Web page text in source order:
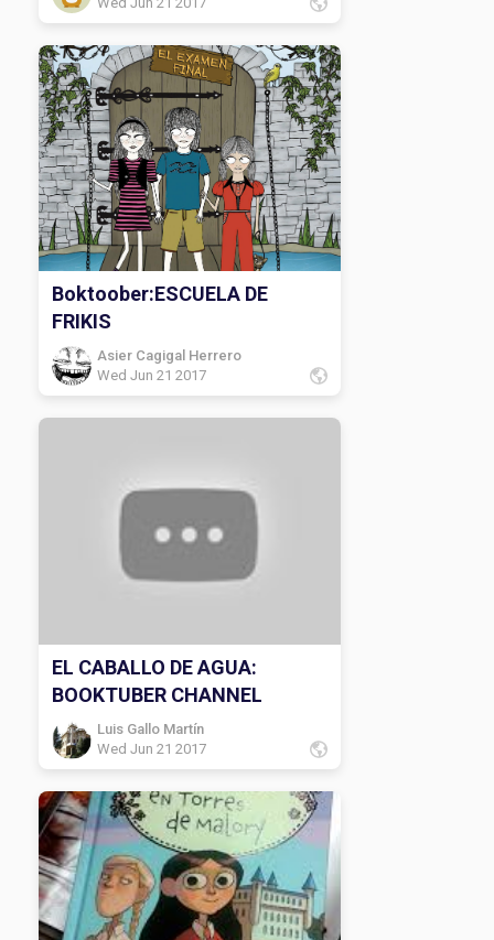
Boktoober:ESCUELA DE
FRIKIS
Asier Cagigal Herrero
Wed Jun 21 2017
EL CABALLO DE AGUA:
BOOKTUBER CHANNEL
Luis Gallo Martín
Wed Jun 21 2017